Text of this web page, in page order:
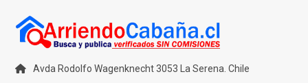
Avda Rodolfo Wagenknecht 3053 La Serena. Chile